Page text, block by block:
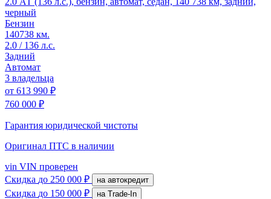
черный
Бензин
140738 км.
2.0 / 136 л.с.
Задний
Автомат
3 владельца
от 613 990 ₽
760 000 ₽
Гарантия юридической чистоты
Оригинал ПТС в наличии
vin VIN проверен
Скидка до 250 000 ₽ на автокредит
Скидка до 150 000 ₽
на Trade-In